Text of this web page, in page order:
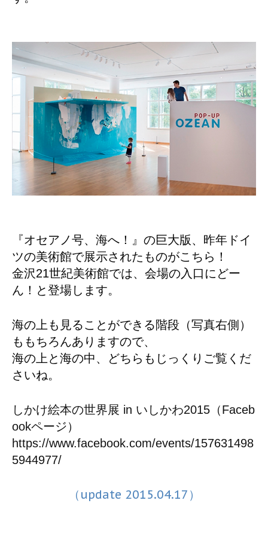
『オセアノ号、海へ！』の巨大版、昨年ドイ
ツの美術館で展示されたものがこちら！
金沢21世紀美術館では、会場の入口にどー
ん！と登場します。
海の上も見ることができる階段（写真右側）
ももちろんありますので、
海の上と海の中、どちらもじっくりご覧くだ
さいね。
しかけ絵本の世界展 in いしかわ2015（Faceb
ookページ）
https://www.facebook.com/events/157631498
5944977/
（update 2015.04.17）